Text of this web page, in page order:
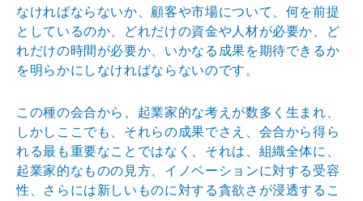
なければならないか、顧客や市場について、何を前提
としているのか、どれだけの資金や人材が必要か、ど
れだけの時間が必要か、いかなる成果を期待でき るか
を明らかにしなければならないのです。
この種の会合から、起業家的な考えが数多く生まれ、
しかしここでも、それらの成果でさえ、会合から得ら
れる最も重要なことではなく、それは、組織全体に、
起業家的なものの見方、イノベーションに対する受容
性、さらには新し いものに対する貪欲さが浸透するこ